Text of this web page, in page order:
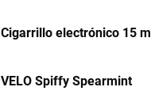
Cigarrillo electrónico 15 ml
VELO Spiffy Spearmint